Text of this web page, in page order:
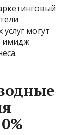
могут
имидж